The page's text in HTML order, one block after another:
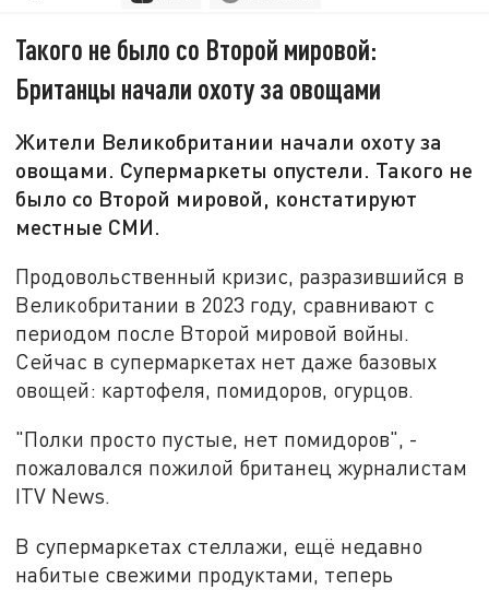
Такого не было со Второй мировой:
Британцы начали охоту за овощами
Жители Великобритании начали охоту за
овощами. Супермаркеты опустели. Такого не
было со Второй мировой, констатируют
местные СМИ.
Продовольственный кризис, разразившийся в
Великобритании в 2023 году, сравнивают с
периодом после Второй мировой войны.
Сейчас в супермаркетах нет даже базовых
овощей: картофеля, помидоров, огурцов.
"Полки просто пустые, нет помидоров", -
пожаловался пожилой британец журналистам
ITV News.
В супермаркетах стеллажи, ещё недавно
набитые свежими продуктами, теперь